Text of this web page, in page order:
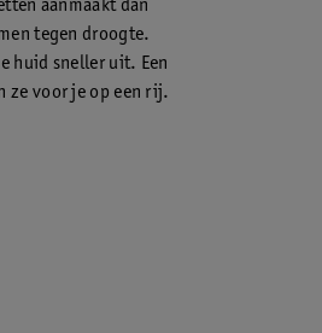
aanmaakt dan
tegen droogte.
huid sneller uit. Een
ze voor je op een rij.